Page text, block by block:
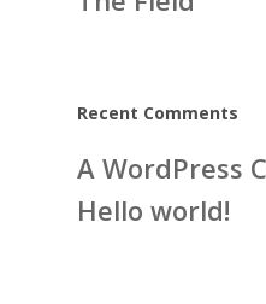
Recent Comments
A WordPress
Hello world!